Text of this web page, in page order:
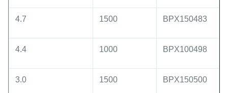
BPX150483
1500
4.7
BPX100498
1000
4.4
BPX150500
1500
3.0